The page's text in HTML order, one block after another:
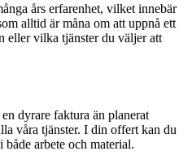
års erfarenhet, vilket innebär
alltid är måna om att uppnå ett
eller vilka tjänster du väljer att
dyrare faktura än planerat
våra tjänster. I din offert kan du
arbete och material.